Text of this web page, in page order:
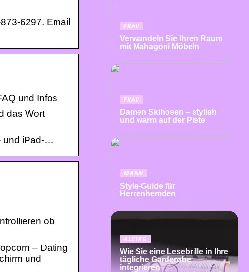
6297. Email
und Infos
das Wort
und iPad-…
ob
– Dating
und
FRAU
Verwandeln Sie Ihren Raum
mit Mahagoni Möbeln
FRAU
Damen Skihosen – stylish
und warm auf der Piste
MANN
Style-Guide für
Herrenhemden
ALLTAG
Wie Sie eine Lesebrille in Ihre
tägliche Garderobe
integrieren